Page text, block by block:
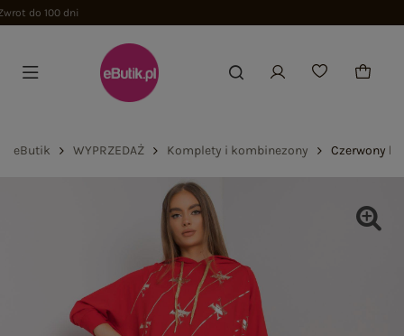
eButik WYPRZEDAŻ Komplety i kombinezony Czerwony